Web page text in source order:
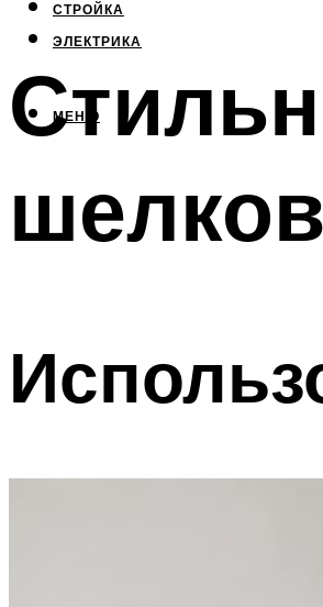
СТРОЙКА
ЭЛЕКТРИКА
МЕНЮ